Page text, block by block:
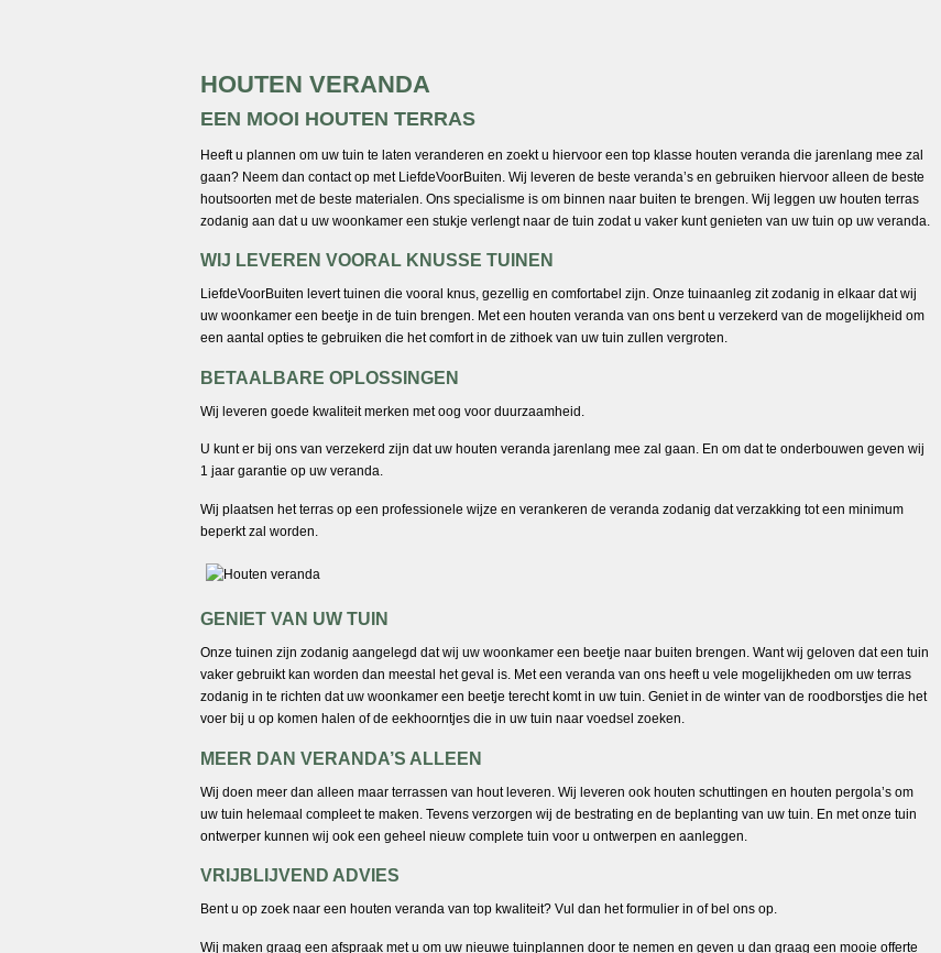
HOUTEN VERANDA
EEN MOOI HOUTEN TERRAS
Heeft u plannen om uw tuin te laten veranderen en zoekt u hiervoor een top klasse houten veranda die jarenlang mee zal
gaan? Neem dan contact op met LiefdeVoorBuiten. Wij leveren de beste veranda’s en gebruiken hiervoor alleen de beste
houtsoorten met de beste materialen. Ons specialisme is om binnen naar buiten te brengen. Wij leggen uw houten terras
zodanig aan dat u uw woonkamer een stukje verlengt naar de tuin zodat u vaker kunt genieten van uw tuin op uw veranda.
WIJ LEVEREN VOORAL KNUSSE TUINEN
LiefdeVoorBuiten levert tuinen die vooral knus, gezellig en comfortabel zijn. Onze tuinaanleg zit zodanig in elkaar dat wij
uw woonkamer een beetje in de tuin brengen. Met een houten veranda van ons bent u verzekerd van de mogelijkheid om
een aantal opties te gebruiken die het comfort in de zithoek van uw tuin zullen vergroten.
BETAALBARE OPLOSSINGEN
Wij leveren goede kwaliteit merken met oog voor duurzaamheid.
U kunt er bij ons van verzekerd zijn dat uw houten veranda jarenlang mee zal gaan. En om dat te onderbouwen geven wij
1 jaar garantie op uw veranda.
Wij plaatsen het terras op een professionele wijze en verankeren de veranda zodanig dat verzakking tot een minimum
beperkt zal worden.
GENIET VAN UW TUIN
Onze tuinen zijn zodanig aangelegd dat wij uw woonkamer een beetje naar buiten brengen. Want wij geloven dat een tuin
vaker gebruikt kan worden dan meestal het geval is. Met een veranda van ons heeft u vele mogelijkheden om uw terras
zodanig in te richten dat uw woonkamer een beetje terecht komt in uw tuin. Geniet in de winter van de roodborstjes die het
voer bij u op komen halen of de eekhoorntjes die in uw tuin naar voedsel zoeken.
MEER DAN VERANDA’S ALLEEN
Wij doen meer dan alleen maar terrassen van hout leveren. Wij leveren ook houten schuttingen en houten pergola’s om
uw tuin helemaal compleet te maken. Tevens verzorgen wij de bestrating en de beplanting van uw tuin. En met onze tuin
ontwerper kunnen wij ook een geheel nieuw complete tuin voor u ontwerpen en aanleggen.
VRIJBLIJVEND ADVIES
Bent u op zoek naar een houten veranda van top kwaliteit? Vul dan het formulier in of bel ons op.
Wij maken graag een afspraak met u om uw nieuwe tuinplannen door te nemen en geven u dan graag een mooie offerte